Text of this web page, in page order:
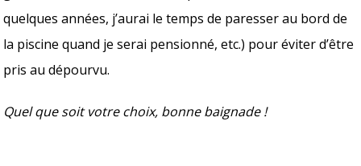
quelques années, j’aurai le temps de paresser au bord de
la piscine quand je serai pensionné, etc.) pour éviter d’être
pris au dépourvu.
Quel que soit votre choix, bonne baignade !